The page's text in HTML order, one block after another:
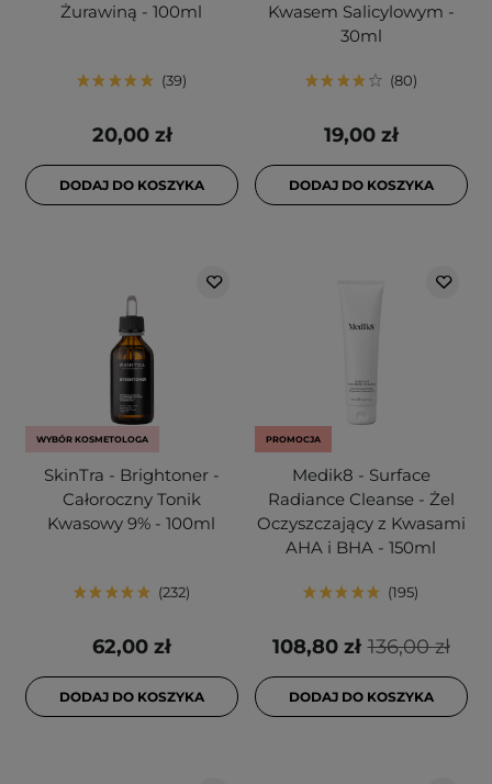
Żurawiną - 100ml
39
20,00 zł
DODAJ DO KOSZYKA
Kwasem Salicylowym -
30ml
80
19,00 zł
DODAJ DO KOSZYKA
WYBÓR KOSMETOLOGA
SkinTra - Brightoner -
Całoroczny Tonik
Kwasowy 9% - 100ml
232
62,00 zł
DODAJ DO KOSZYKA
PROMOCJA
Medik8 - Surface
Radiance Cleanse - Żel
Oczyszczający z Kwasami
AHA i BHA - 150ml
195
136,00 zł
108,80 zł
DODAJ DO KOSZYKA